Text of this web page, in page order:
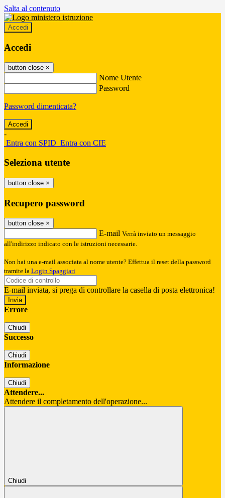
Salta al contenuto
Accedi
Accedi
button close ×
Nome Utente
Password
Password dimenticata?
-
Entra con SPID Entra con CIE
Seleziona utente
button close ×
Recupero password
button close ×
E-mail Verrà inviato un messaggio
all'indirizzo indicato con le istruzioni necessarie.
Non hai una e-mail associata al nome utente? Effettua il reset della password
tramite la Login Spaggiari
E-mail inviata, si prega di controllare la casella di posta elettronica!
Errore
Chiudi
Successo
Chiudi
Informazione
Chiudi
Attendere...
Attendere il completamento dell'operazione...
Chiudi